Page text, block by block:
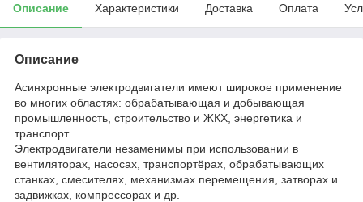
Описание Характеристики Доставка Оплата
Описание
Асинхронные электродвигатели имеют широкое применение
во многих областях: обрабатывающая и добывающая
промышленность, строительство и ЖКХ, энергетика и
транспорт.
Электродвигатели незаменимы при использовании в
вентиляторах, насосах, транспортёрах, обрабатывающих
станках, смесителях, механизмах перемещения, затворах и
задвижках, компрессорах и др.